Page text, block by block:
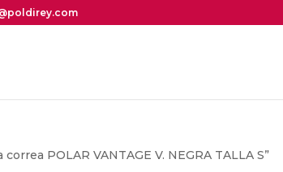
POLAR VANTAGE V. NEGRA TALLA S”